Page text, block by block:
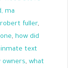
ma
fuller,
, how did
text
owners, what